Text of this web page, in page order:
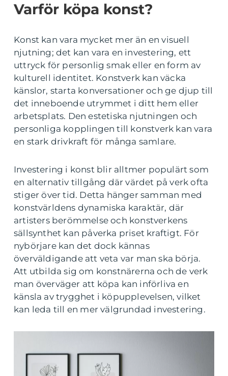
Varför köpa konst?
Konst kan vara mycket mer än en visuell
njutning; det kan vara en investering, ett
uttryck för personlig smak eller en form av
kulturell identitet. Konstverk kan väcka
känslor, starta konversationer och ge djup till
det inneboende utrymmet i ditt hem eller
arbetsplats. Den estetiska njutningen och
personliga kopplingen till konstverk kan vara
en stark drivkraft för många samlare.
Investering i konst blir alltmer populärt som
en alternativ tillgång där värdet på verk ofta
stiger över tid. Detta hänger samman med
konstvärldens dynamiska karaktär, där
artisters berömmelse och konstverkens
sällsynthet kan påverka priset kraftigt. För
nybörjare kan det dock kännas
överväldigande att veta var man ska börja.
Att utbilda sig om konstnärerna och de verk
man överväger att köpa kan införliva en
känsla av trygghet i köpupplevelsen, vilket
kan leda till en mer välgrundad investering.